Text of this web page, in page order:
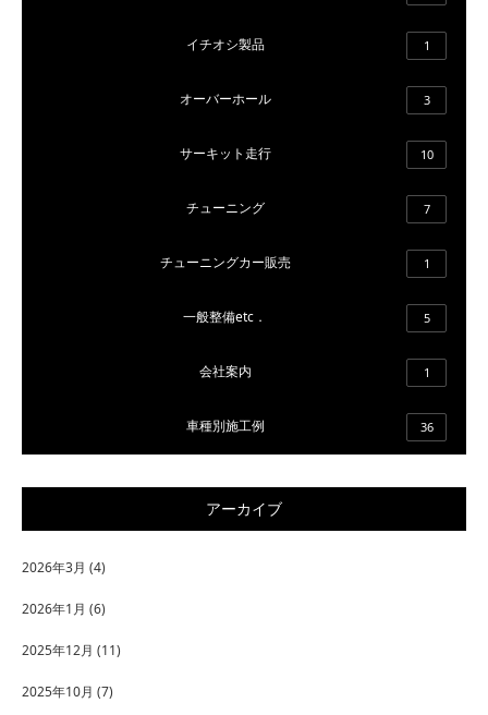
イチオシ製品 1
オーバーホール 3
サーキット走行 10
チューニング 7
チューニングカー販売 1
一般整備etc． 5
会社案内 1
車種別施工例 36
アーカイブ
2026年3月 (4)
2026年1月 (6)
2025年12月 (11)
2025年10月 (7)